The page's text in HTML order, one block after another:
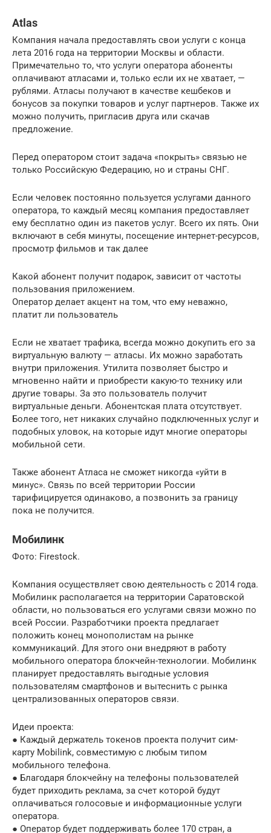
Atlas
Компания начала предоставлять свои услуги с конца
лета 2016 года на территории Москвы и области.
Примечательно то, что услуги оператора абоненты
оплачивают атласами и, только если их не хватает, —
рублями. Атласы получают в качестве кешбеков и
бонусов за покупки товаров и услуг партнеров. Также их
можно получить, пригласив друга или скачав
предложение.
Перед оператором стоит задача «покрыть» связью не
только Российскую Федерацию, но и страны СНГ.
Если человек постоянно пользуется услугами данного
оператора, то каждый месяц компания предоставляет
ему бесплатно один из пакетов услуг. Всего их пять. Они
включают в себя минуты, посещение интернет-ресурсов,
просмотр фильмов и так далее
Какой абонент получит подарок, зависит от частоты
пользования приложением.
Оператор делает акцент на том, что ему неважно,
платит ли пользователь
Если не хватает трафика, всегда можно докупить его за
виртуальную валюту — атласы. Их можно заработать
внутри приложения. Утилита позволяет быстро и
мгновенно найти и приобрести какую-то технику или
другие товары. За это пользователь получит
виртуальные деньги. Абонентская плата отсутствует.
Более того, нет никаких случайно подключенных услуг и
подобных уловок, на которые идут многие операторы
мобильной сети.
Также абонент Атласа не сможет никогда «уйти в
минус». Связь по всей территории России
тарифицируется одинаково, а позвонить за границу
пока не получится.
Мобилинк
Фото: Firestock.
Компания осуществляет свою деятельность с 2014 года.
Мобилинк располагается на территории Саратовской
области, но пользоваться его услугами связи можно по
всей России. Разработчики проекта предлагает
положить конец монополистам на рынке
коммуникаций. Для этого они внедряют в работу
мобильного оператора блокчейн-технологии. Мобилинк
планирует предоставлять выгодные условия
пользователям смартфонов и вытеснить с рынка
централизованных операторов связи.
Идеи проекта:
● Каждый держатель токенов проекта получит сим-
карту Mobilink, совместимую с любым типом
мобильного телефона.
● Благодаря блокчейну на телефоны пользователей
будет приходить реклама, за счет которой будут
оплачиваться голосовые и информационные услуги
оператора.
● Оператор будет поддерживать более 170 стран, а